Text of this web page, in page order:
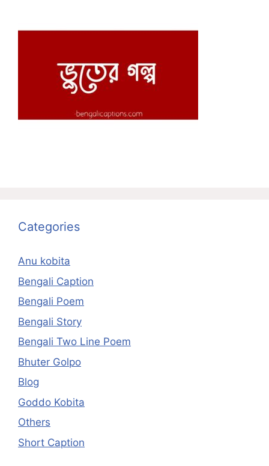
Categories
Anu kobita
Bengali Caption
Bengali Poem
Bengali Story
Bengali Two Line Poem
Bhuter Golpo
Blog
Goddo Kobita
Others
Short Caption